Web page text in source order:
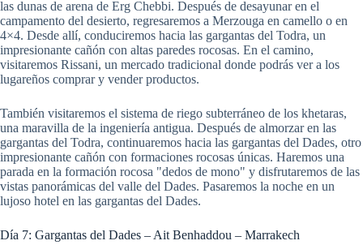
las dunas de arena de Erg Chebbi. Después de desayunar en el
campamento del desierto, regresaremos a Merzouga en camello o en
4×4. Desde allí, conduciremos hacia las gargantas del Todra, un
impresionante cañón con altas paredes rocosas. En el camino,
visitaremos Rissani, un mercado tradicional donde podrás ver a los
lugareños comprar y vender productos.
También visitaremos el sistema de riego subterráneo de los khetaras,
una maravilla de la ingeniería antigua. Después de almorzar en las
gargantas del Todra, continuaremos hacia las gargantas del Dades, otro
impresionante cañón con formaciones rocosas únicas. Haremos una
parada en la formación rocosa "dedos de mono" y disfrutaremos de las
vistas panorámicas del valle del Dades. Pasaremos la noche en un
lujoso hotel en las gargantas del Dades.
Día 7: Gargantas del Dades – Ait Benhaddou – Marrakech